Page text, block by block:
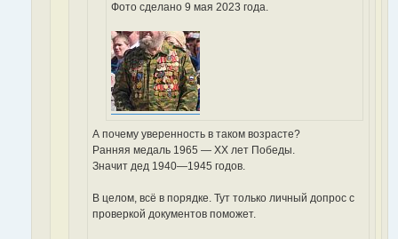
Фото сделано 9 мая 2023 года.
А почему уверенность в таком возрасте?
Ранняя медаль 1965 — ХХ лет Победы.
Значит дед 1940—1945 годов.
В целом, всё в порядке. Тут только личный допрос с
проверкой документов поможет.